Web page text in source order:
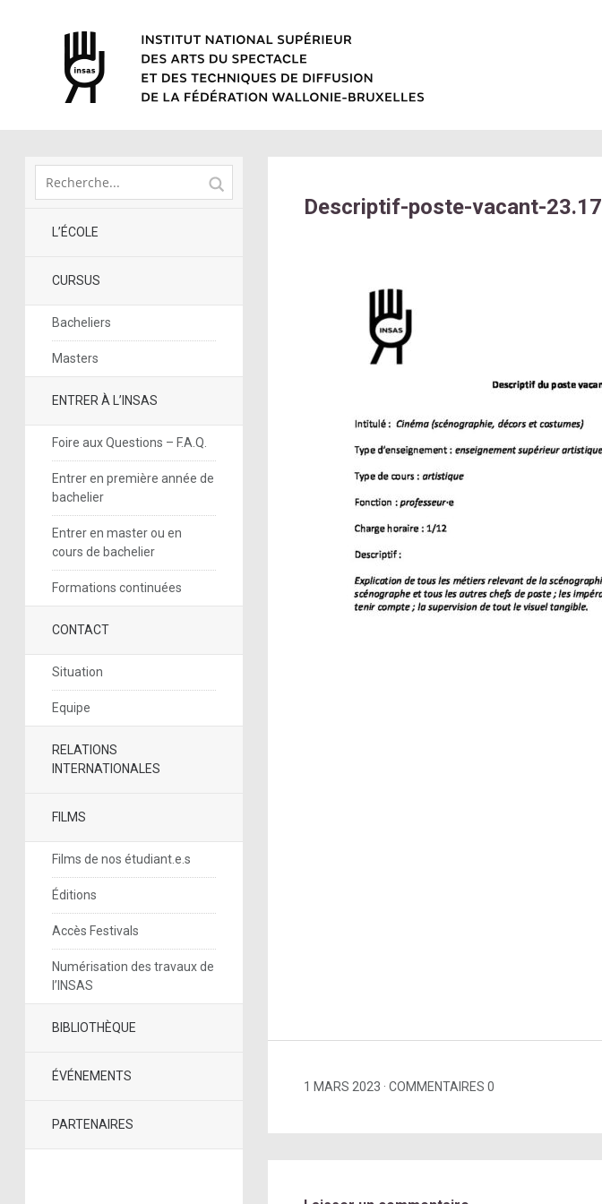
L’ÉCOLE
CURSUS
Bacheliers
Masters
ENTRER À L’INSAS
Foire aux Questions – F.A.Q.
Entrer en première année de
bachelier
Entrer en master ou en
cours de bachelier
Formations continuées
CONTACT
Situation
Equipe
RELATIONS
INTERNATIONALES
FILMS
Films de nos étudiant.e.s
Éditions
Accès Festivals
Numérisation des travaux de
l’INSAS
BIBLIOTHÈQUE
ÉVÉNEMENTS
PARTENAIRES
Descriptif-poste-vacant-23.17
1 MARS 2023 COMMENTAIRES 0